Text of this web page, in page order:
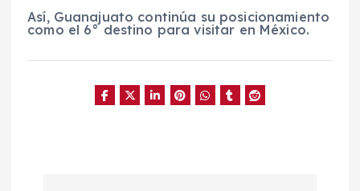
Así, Guanajuato continúa su posicionamiento
como el 6° destino para visitar en México.